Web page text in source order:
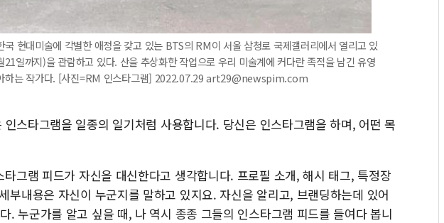
현대미술에 각별한 애정을 갖고 있는 BTS의 RM이 서울 삼청로 국제갤러리에서 열리고 있
일까지)을 관람하고 있다. 산을 추상화한 작업으로 우리 미술계에 커다란 족적을 남긴 유영
하는 작가다. [사진=RM 인스타그램] 2022.07.29 art29@newspim.com
스타그램을 일종의 일기처럼 사용합니다. 당신은 인스타그램을 하며, 어떤 목
그램 피드가 자신을 대신한다고 생각합니다. 프로필 소개, 해시 태그, 특정장
부내용은 자신이 누군지를 말하고 있지요. 자신을 알리고, 브랜딩하는데 있어
. 누군가를 알고 싶을 때, 나 역시 종종 그들의 인스타그램 피드를 들여다 봅니